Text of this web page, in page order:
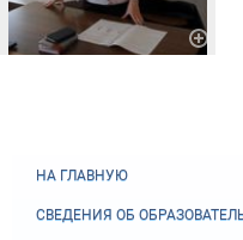
НА ГЛАВНУЮ
СВЕДЕНИЯ ОБ